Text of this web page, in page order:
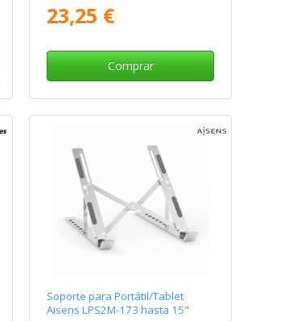
23,25 €
Comprar
Soporte para Portátil/Tablet
Aisens LPS2M-173 hasta 15"